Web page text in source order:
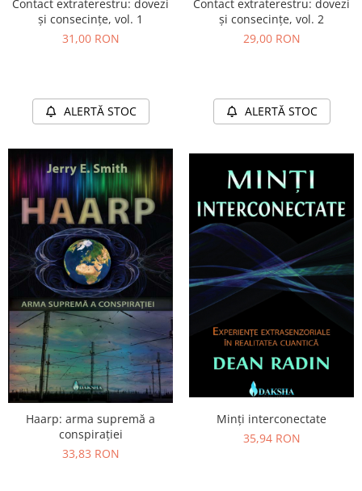
Contact extraterestru: dovezi
și consecințe, vol. 1
31,00 RON
ALERTĂ STOC
Contact extraterestru: dovezi
și consecințe, vol. 2
29,00 RON
ALERTĂ STOC
Haarp: arma supremă a
conspirației
33,83 RON
Minți interconectate
35,94 RON